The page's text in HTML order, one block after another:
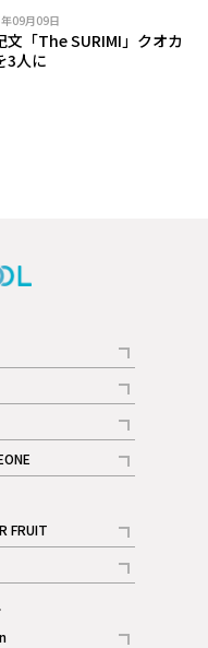
09月09日
文「The SURIMI」クオカ
3人に
リー
リー
FRUIT